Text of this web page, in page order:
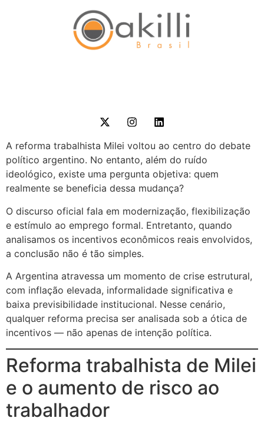
A reforma trabalhista Milei voltou ao centro do debate
político argentino. No entanto, além do ruído
ideológico, existe uma pergunta objetiva: quem
realmente se beneficia dessa mudança?
O discurso oficial fala em modernização, flexibilização
e estímulo ao emprego formal. Entretanto, quando
analisamos os incentivos econômicos reais envolvidos,
a conclusão não é tão simples.
A Argentina atravessa um momento de crise estrutural,
com inflação elevada, informalidade significativa e
baixa previsibilidade institucional. Nesse cenário,
qualquer reforma precisa ser analisada sob a ótica de
incentivos — não apenas de intenção política.
Reforma trabalhista de Milei
e o aumento de risco ao
trabalhador